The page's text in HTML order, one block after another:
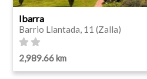
Ibarra
Barrio Llantada, 11 (Zalla)
2,989.66 km